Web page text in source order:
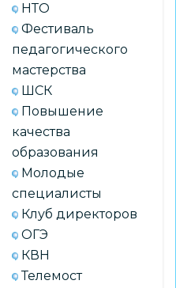
НТО
Фестиваль
педагогического
мастерства
ШСК
Повышение
качества
образования
Молодые
специалисты
Клуб директоров
ОГЭ
КВН
Телемост